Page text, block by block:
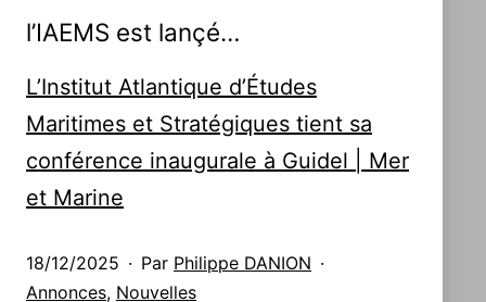
l’IAEMS est lançé…
L’Institut Atlantique d’Études
Maritimes et Stratégiques tient sa
conférence inaugurale à Guidel | Mer
et Marine
Publié
le
18/12/2025 Par Philippe DANION
Catégorisé
Annonces, Nouvelles